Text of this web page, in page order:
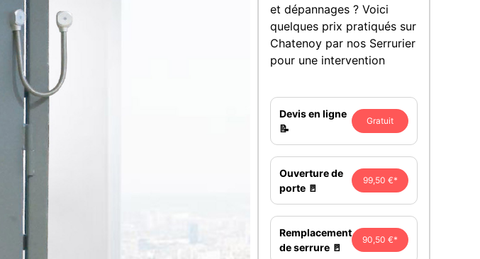
et dépannages ? Voici
quelques prix pratiqués sur
Chatenoy par nos Serrurier
pour une intervention
Devis en ligne
📝
Gratuit
Ouverture de
porte 🚪
99,50 €*
Remplacement
de serrure 🚪
90,50 €*